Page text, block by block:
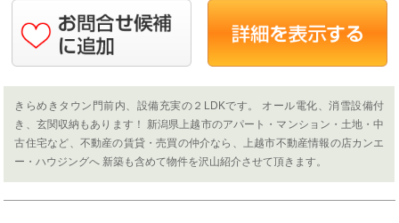
きらめきタウン門前内、設備充実の２LDKです。 オール電化、消雪設備付
き、玄関収納もあります！ 新潟県上越市のアパート・マンション・土地・中
古住宅など、不動産の賃貸・売買の仲介なら、上越市不動産情報の店カンエ
ー・ハウジングへ 新築も含めて物件を沢山紹介させて頂きます。